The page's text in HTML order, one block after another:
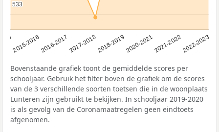
2015-20162016-20172017-20182018-20192020-20212021-20222022-2023
533
533
Bovenstaande grafiek toont de gemiddelde scores per
schooljaar. Gebruik het filter boven de grafiek om de scores
van de 3 verschillende soorten toetsen die in de woonplaats
Lunteren zijn gebruikt te bekijken. In schooljaar 2019-2020
is als gevolg van de Coronamaatregelen geen eindtoets
afgenomen.